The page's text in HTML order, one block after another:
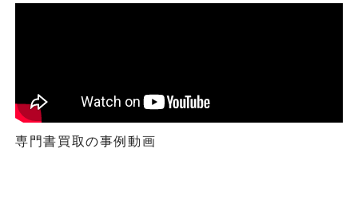
専門書買取の事例動画